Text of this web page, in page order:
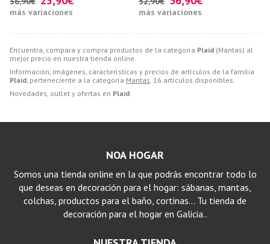
Encuentra, compara y compra productos de la categoría Plaid (Mantas) al
mejor precio en nuestra tienda online.
Información, imágenes, características y precios de artículos de la familia
Plaid, perteneciente a la categoría Mantas. 16 artículos disponibles.
Novedades, outlet y ofertas en Plaid.
más variaciones más variaciones
NOA HOGAR
Somos una tienda online en la que podrás encontrar todo lo
que deseas en decoración para el hogar: sábanas, mantas,
colchas, productos para el baño, cortinas… Tu tienda de
decoración para el hogar en Galicia..